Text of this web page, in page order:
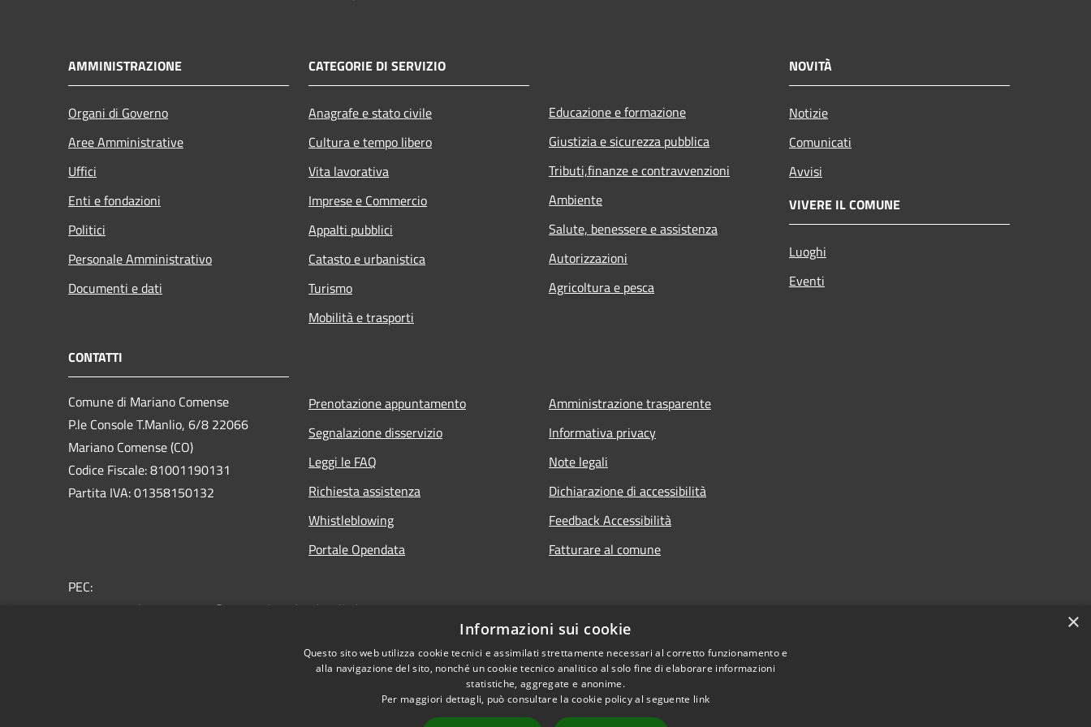
AMMINISTRAZIONE
Organi di Governo
Aree Amministrative
Uffici
Enti e fondazioni
Politici
Personale Amministrativo
Documenti e dati
CATEGORIE DI SERVIZIO
Anagrafe e stato civile
Cultura e tempo libero
Vita lavorativa
Imprese e Commercio
Appalti pubblici
Catasto e urbanistica
Turismo
Mobilità e trasporti
Educazione e formazione
Giustizia e sicurezza pubblica
Tributi,finanze e contravvenzioni
Ambiente
Salute, benessere e assistenza
Autorizzazioni
Agricoltura e pesca
NOVITÀ
Notizie
Comunicati
Avvisi
VIVERE IL COMUNE
Luoghi
Eventi
CONTATTI
Comune di Mariano Comense
P.le Console T.Manlio, 6/8 22066
Mariano Comense (CO)
Codice Fiscale: 81001190131
Partita IVA: 01358150132
PEC:
comune.marianocomense@pec.regione.lombardia.it
Prenotazione appuntamento
Segnalazione disservizio
Leggi le FAQ
Richiesta assistenza
Whistleblowing
Portale Opendata
Amministrazione trasparente
Informativa privacy
Note legali
Dichiarazione di accessibilità
Feedback Accessibilità
Fatturare al comune
×
Informazioni sui cookie
Questo sito web utilizza cookie tecnici e assimilati strettamente necessari al corretto funzionamento e
alla navigazione del sito, nonché un cookie tecnico analitico al solo fine di elaborare informazioni
statistiche, aggregate e anonime.
Per maggiori dettagli, può consultare la cookie policy al seguente link